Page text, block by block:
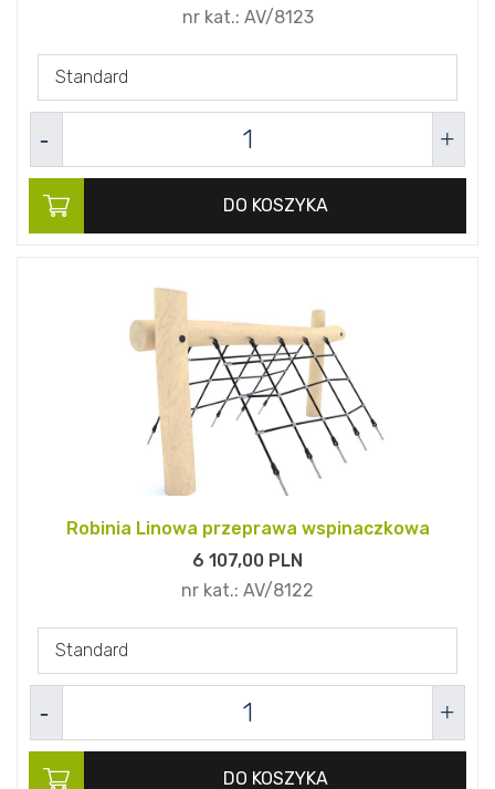
nr kat.: AV/8123
Standard
DO KOSZYKA
Robinia Linowa przeprawa wspinaczkowa
6 107,00 PLN
nr kat.: AV/8122
Standard
DO KOSZYKA